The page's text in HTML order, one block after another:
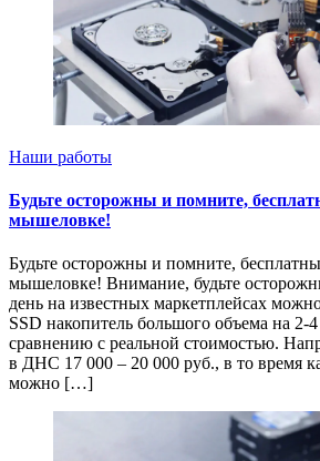
Наши работы
Будьте осторожны и помните,
мышеловке!
Будьте осторожны и помните,
мышеловке! Внимание, будьте
день на известных маркетплейсах
SSD накопитель большого объема на 2-
сравнению с реальной стоимостью.
в ДНС 17 000 – 20 000 руб., в то время
можно […]